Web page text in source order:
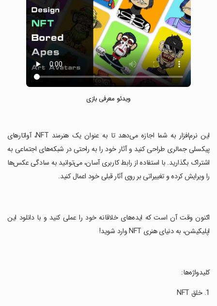
ویدئو معرفی بازی
‏این نرم‌افزار به شما اجازه می‌دهد تا به عنوان یک هنرمند NFT، آواتارهای
پیکسلی جمالری طراحی کنید و آثار خود را به راحتی در شبکه‌های اجتماعی به
اشتراک بگذارید. با استفاده از رابط کاربری آسان، می‌توانید به سادگی عکس‌ها
را ویرایش کرده و تغییراتی بر روی آثار قبلی خود اعمال کنید.
‏اکنون وقت آن است که ایده‌های خلاقانه خود را عملی کنید و با دانلود این
اپلیکیشن، به دنیای هنری NFT وارد شوید!
‏کلیدواژه‌ها: